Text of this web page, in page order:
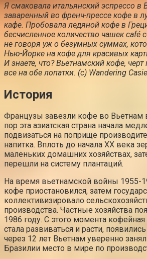
Я смаковала итальянский эспрессо в
заваренный во френч-прессе кофе в
кафе. Пробовала ледяной кофе в
бесчисленное количество чашек café
не говоря уж о безумных суммах,
Нью-Йорке на кофе для красивых
И знаете, что? Вьетнамский кофе, черт
все на обе лопатки. (с) Wandering
История
Французы завезли кофе во Вьетнам
пор эта азиатская страна начала
подвизаться на поприще
напитка. Вплоть до начала XX века
маленьких домашних хозяйствах,
перешли на систему плантаций.
На время вьетнамской войны 1955-
кофе приостановился, затем
коллективизировало
производства. Частные хозяйства
1986 году. С этого момента
стала развиваться и расти,
через 12 лет Вьетнам уверенно
Бразилии место в мире по